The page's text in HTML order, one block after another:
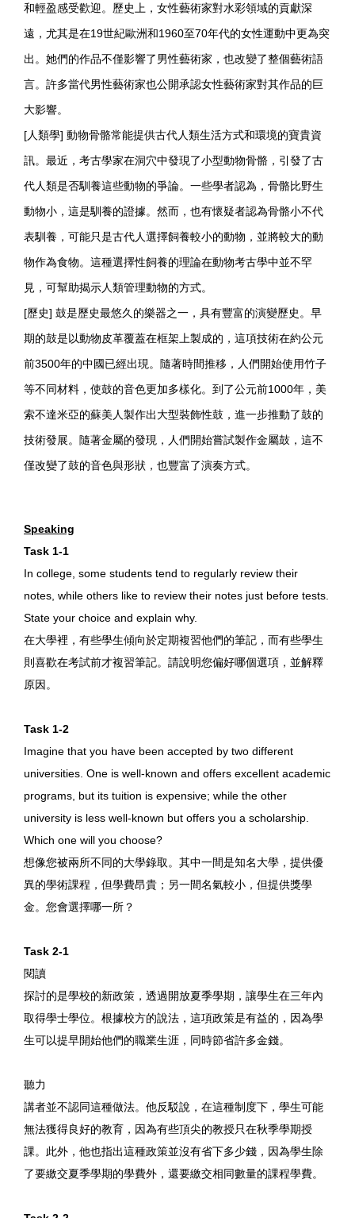
和輕盈感受歡迎。歷史上，女性藝術家對水彩領域的貢獻深
遠，尤其是在19世紀歐洲和1960至70年代的女性運動中更為突
出。她們的作品不僅影響了男性藝術家，也改變了整個藝術語
言。許多當代男性藝術家也公開承認女性藝術家對其作品的巨
大影響。
[人類學] 動物骨骼常能提供古代人類生活方式和環境的寶貴資
訊。最近，考古學家在洞穴中發現了小型動物骨骼，引發了古
代人類是否馴養這些動物的爭論。一些學者認為，骨骼比野生
動物小，這是馴養的證據。然而，也有懷疑者認為骨骼小不代
表馴養，可能只是古代人選擇飼養較小的動物，並將較大的動
物作為食物。這種選擇性飼養的理論在動物考古學中並不罕
見，可幫助揭示人類管理動物的方式。
[歷史] 鼓是歷史最悠久的樂器之一，具有豐富的演變歷史。早
期的鼓是以動物皮革覆蓋在框架上製成的，這項技術在約公元
前3500年的中國已經出現。隨著時間推移，人們開始使用竹子
等不同材料，使鼓的音色更加多樣化。到了公元前1000年，美
索不達米亞的蘇美人製作出大型裝飾性鼓，進一步推動了鼓的
技術發展。隨著金屬的發現，人們開始嘗試製作金屬鼓，這不
僅改變了鼓的音色與形狀，也豐富了演奏方式。
Speaking
Task 1-1
In college, some students tend to regularly review their
notes, while others like to review their notes just before tests.
State your choice and explain why.
在大學裡，有些學生傾向於定期複習他們的筆記，而有些學生
則喜歡在考試前才複習筆記。請說明您偏好哪個選項，並解釋
原因。
Task 1-2
Imagine that you have been accepted by two different
universities. One is well-known and offers excellent academic
programs, but its tuition is expensive; while the other
university is less well-known but offers you a scholarship.
Which one will you choose?
想像您被兩所不同的大學錄取。其中一間是知名大學，提供優
異的學術課程，但學費昂貴；另一間名氣較小，但提供獎學
金。您會選擇哪一所？
Task 2-1
閱讀
探討的是學校的新政策，透過開放夏季學期，讓學生在三年內
取得學士學位。根據校方的說法，這項政策是有益的，因為學
生可以提早開始他們的職業生涯，同時節省許多金錢。
聽力
講者並不認同這種做法。他反駁說，在這種制度下，學生可能
無法獲得良好的教育，因為有些頂尖的教授只在秋季學期授
課。此外，他也指出這種政策並沒有省下多少錢，因為學生除
了要繳交夏季學期的學費外，還要繳交相同數量的課程學費。